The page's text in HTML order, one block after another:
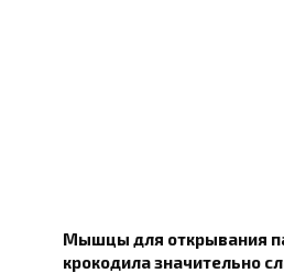
Мышцы для открывания
крокодила значительно